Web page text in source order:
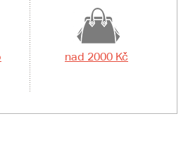
nad 2000 Kč